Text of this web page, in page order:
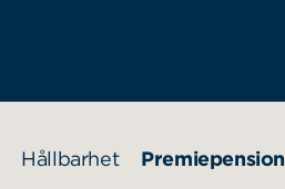
Hållbarhet Premiepension